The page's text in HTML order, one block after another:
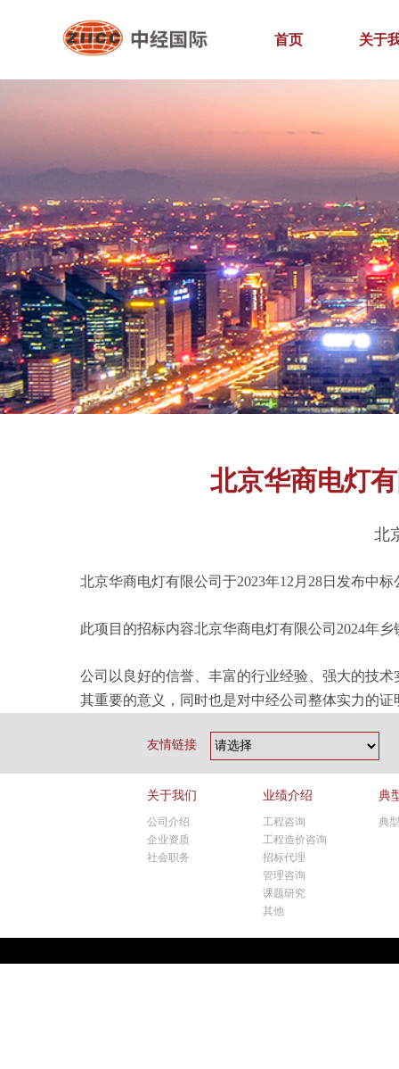
首页 关于
北京华商电灯
北
北京华商电灯有限公司于2023年12月28日发布中
此项目的招标内容北京华商电灯有限公司2024年
公司以良好的信誉、丰富的行业经验、强大的技
其重要的意义，同时也是对中经公司整体实力的证
友情链接
关于我们
公司介绍
企业资质
社会职务
业绩介绍
工程咨询
工程造价咨询
招标代理
管理咨询
课题研究
其他
典
典